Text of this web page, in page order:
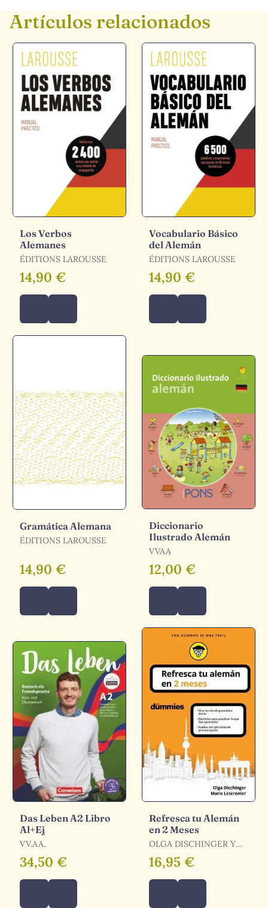
Artículos relacionados
Los Verbos
Alemanes
ÉDITIONS LAROUSSE
14,90 €
Vocabulario Básico
del Alemán
ÉDITIONS LAROUSSE
14,90 €
Gramática Alemana
ÉDITIONS LAROUSSE
14,90 €
Diccionario
Ilustrado Alemán
VVAA
12,00 €
Das Leben A2 Libro
Al+Ej
VV.AA.
34,50 €
Refresca tu Alemán
en 2 Meses
OLGA DISCHINGER Y
MARIE LESCRENIER
16,95 €